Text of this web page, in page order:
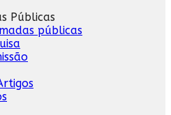
Públicas
públicas